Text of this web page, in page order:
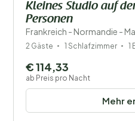
Kleines Studio auf
Personen
Frankreich - Normandie -
2 Gäste 1 Schlafzimmer 1
Mehr
€ 114,33
ab Preis pro Nacht